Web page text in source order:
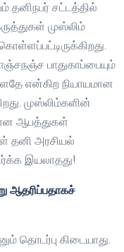
தனிநபர் சட்டத்தில்
முஸ்லிம்
பாதுகாப்பையும்
என்கிற நியாயமான
முஸ்லிம்களின்
ஆபத்துகள்
தனி அரசியல்
இயலாதது!
ஆதரிப்பதாகச்
தொடர்பு கிடையாது.